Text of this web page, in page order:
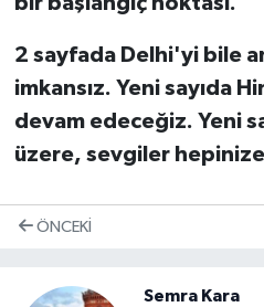
2 sayfada Delhi'yi bile
imkansız. Yeni sayıda
devam edeceğiz. Yeni
üzere, sevgiler
ÖNCEKI
Semra Kara